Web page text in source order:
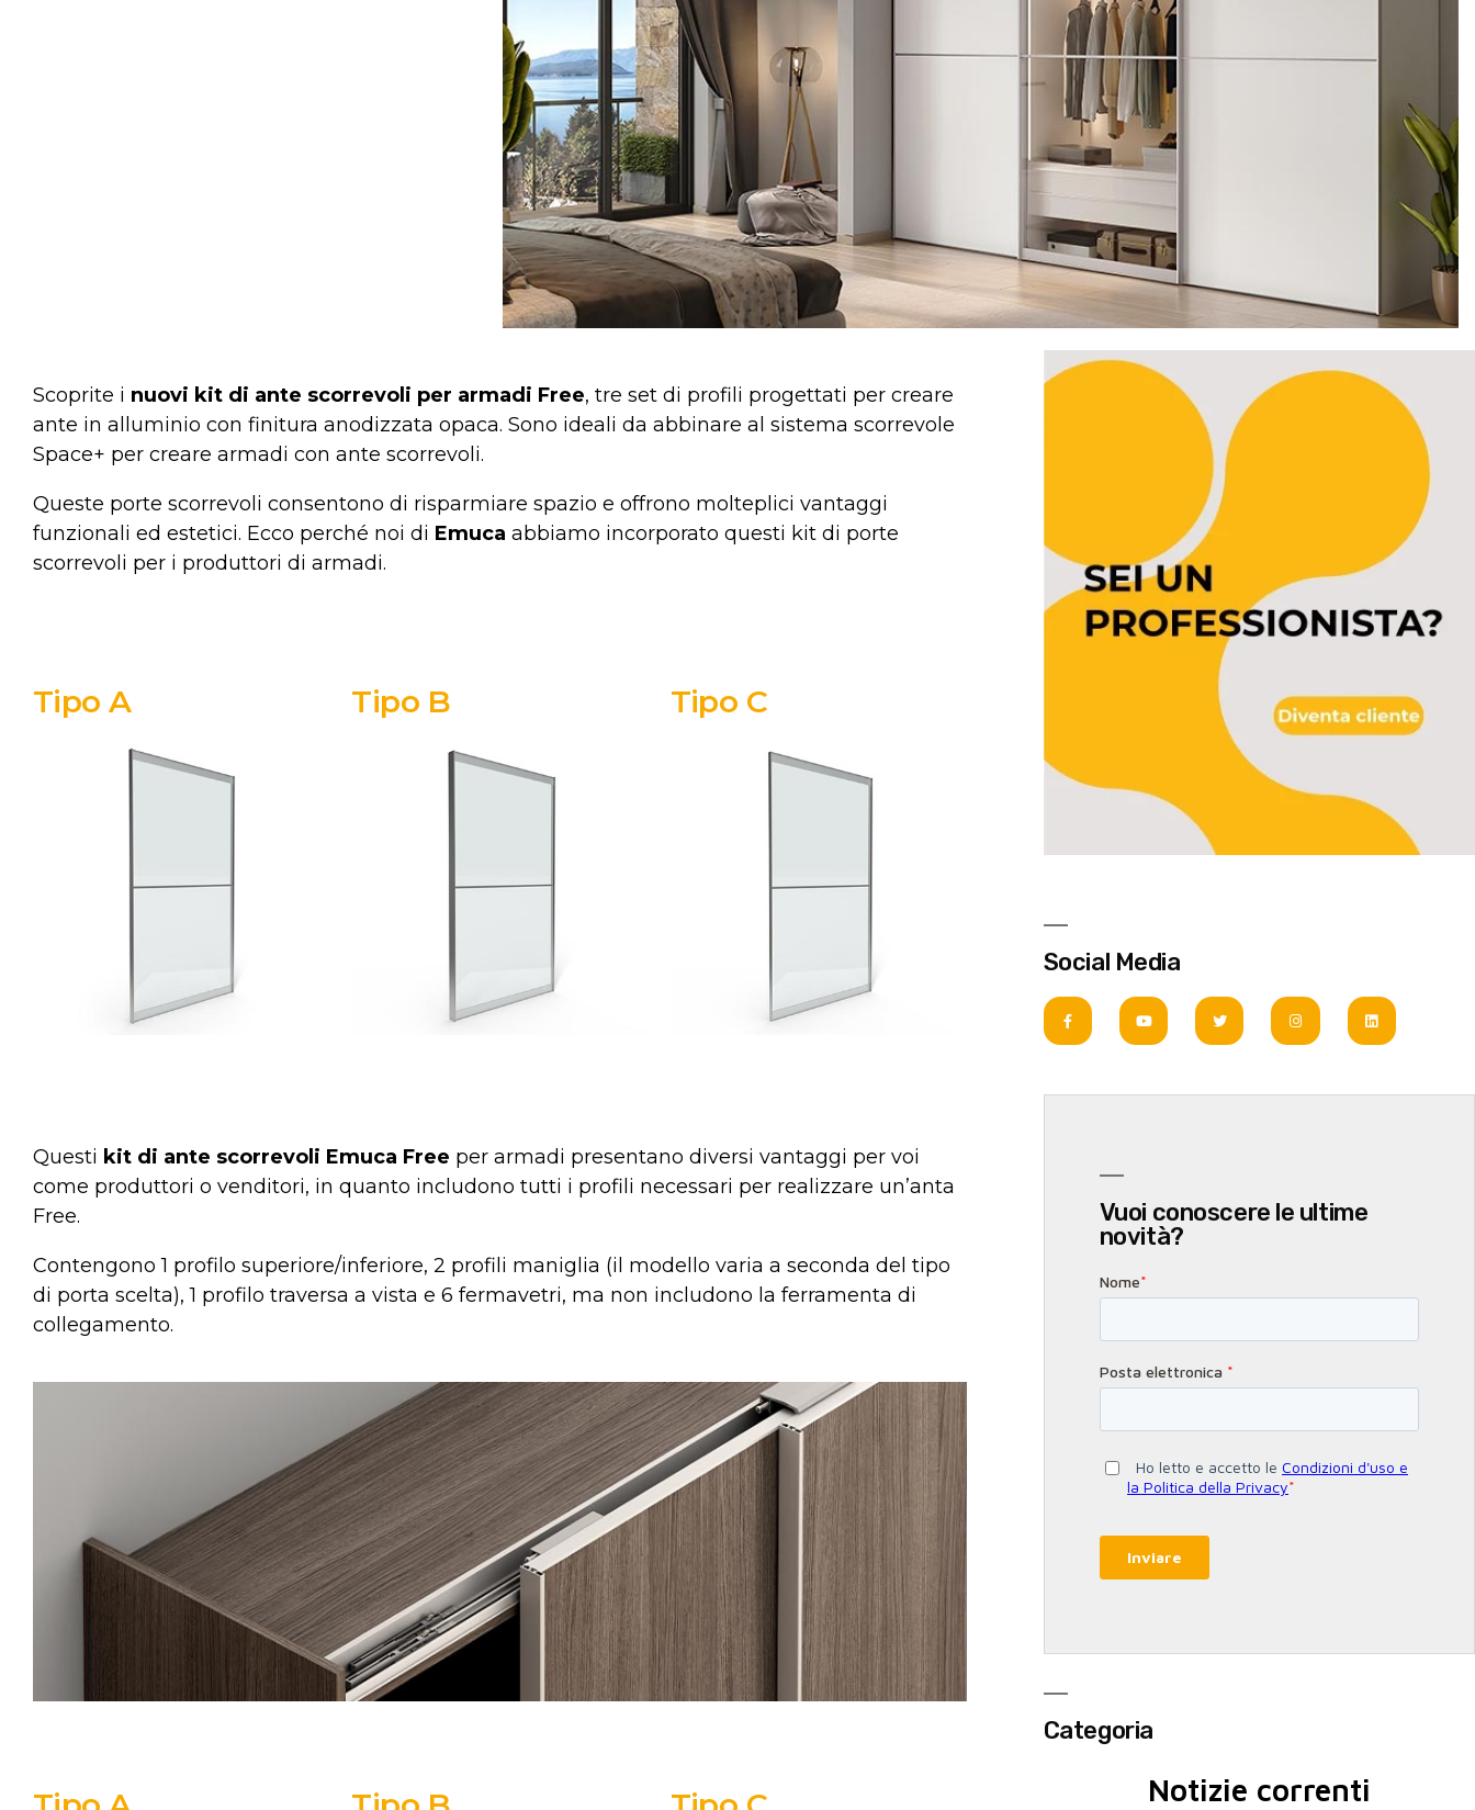
Scoprite i nuovi kit di ante scorrevoli per armadi Free, tre set di profili progettati per creare
ante in alluminio con finitura anodizzata opaca. Sono ideali da abbinare al sistema scorrevole
Space+ per creare armadi con ante scorrevoli.
Queste porte scorrevoli consentono di risparmiare spazio e offrono molteplici vantaggi
funzionali ed estetici. Ecco perché noi di Emuca abbiamo incorporato questi kit di porte
scorrevoli per i produttori di armadi.
Tipo A Tipo B Tipo C
Questi kit di ante scorrevoli Emuca Free per armadi presentano diversi vantaggi per voi
come produttori o venditori, in quanto includono tutti i profili necessari per realizzare un’anta
Free.
Contengono 1 profilo superiore/inferiore, 2 profili maniglia (il modello varia a seconda del tipo
di porta scelta), 1 profilo traversa a vista e 6 fermavetri, ma non includono la ferramenta di
collegamento.
Social Media
Vuoi conoscere le ultime
novità?
Categoria
Notizie correnti